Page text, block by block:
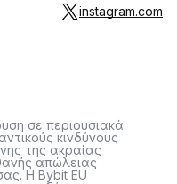
instagram.com
σε περιουσιακά
κινδύνους
της ακραίας
απώλειας
Η Bybit EU